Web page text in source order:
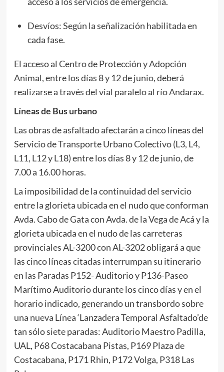
Desvíos: Según la señalización habilitada en
cada fase.
El acceso al Centro de Protección y Adopción
Animal, entre los días 8 y 12 de junio, deberá
realizarse a través del vial paralelo al río Andarax.
Líneas de Bus urbano
Las obras de asfaltado afectarán a cinco líneas del
Servicio de Transporte Urbano Colectivo (L3, L4,
L11, L12 y L18) entre los días 8 y 12 de junio, de
7.00 a 16.00 horas.
La imposibilidad de la continuidad del servicio
entre la glorieta ubicada en el nudo que conforman
Avda. Cabo de Gata con Avda. de la Vega de Acá y la
glorieta ubicada en el nudo de las carreteras
provinciales AL-3200 con AL-3202 obligará a que
las cinco líneas citadas interrumpan su itinerario
en las Paradas P152- Auditorio y P136-Paseo
Marítimo Auditorio durante los cinco días y en el
horario indicado, generando un transbordo sobre
una nueva Línea ‘Lanzadera Temporal Asfaltado’de
tan sólo siete paradas: Auditorio Maestro Padilla,
UAL, P68 Costacabana Pistas, P169 Plaza de
Costacabana, P171 Rhin, P172 Volga, P318 Las